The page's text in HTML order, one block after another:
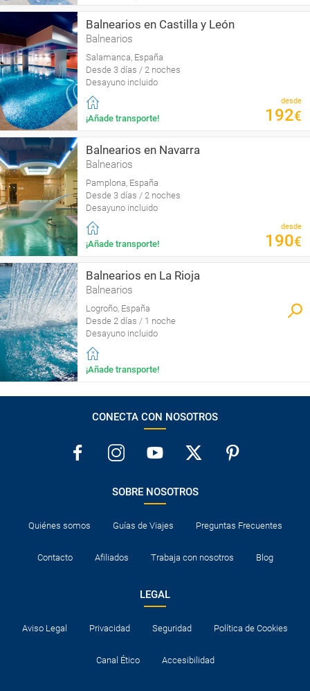
Balnearios en Castilla y León
Balnearios
Salamanca, España
Desde 3 días / 2 noches
Desayuno incluido
¡Añade transporte!
desde
192€
Balnearios en Navarra
Balnearios
Pamplona, España
Desde 3 días / 2 noches
Desayuno incluido
¡Añade transporte!
desde
190€
Balnearios en La Rioja
Balnearios
Logroño, España
Desde 2 días / 1 noche
Desayuno incluido
¡Añade transporte!
CONECTA CON NOSOTROS
SOBRE NOSOTROS
Quiénes somos Guías de Viajes Preguntas Frecuentes
Contacto Afiliados Trabaja con nosotros Blog
LEGAL
Aviso Legal Privacidad Seguridad Política de Cookies
Canal Ético Accesibilidad